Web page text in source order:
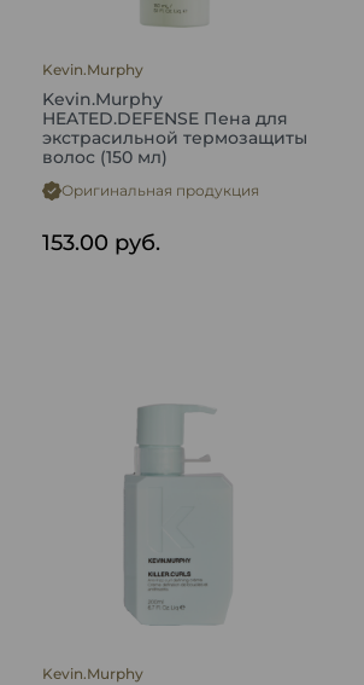
Kevin.Murphy
Kevin.Murphy
HEATED.DEFENSE Пена для
экстрасильной термозащиты
волос (150 мл)
Оригинальная продукция
153.00 руб.
Kevin.Murphy